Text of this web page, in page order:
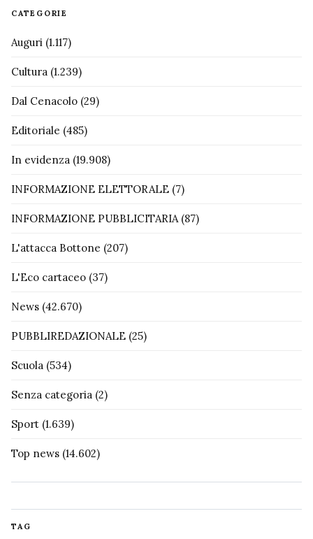
CATEGORIE
Auguri (1.117)
Cultura (1.239)
Dal Cenacolo (29)
Editoriale (485)
In evidenza (19.908)
INFORMAZIONE ELETTORALE (7)
INFORMAZIONE PUBBLICITARIA(87)
L'attacca Bottone (207)
L'Eco cartaceo (37)
News (42.670)
PUBBLIREDAZIONALE (25)
Scuola (534)
Senza categoria (2)
Sport (1.639)
Top news (14.602)
TAG